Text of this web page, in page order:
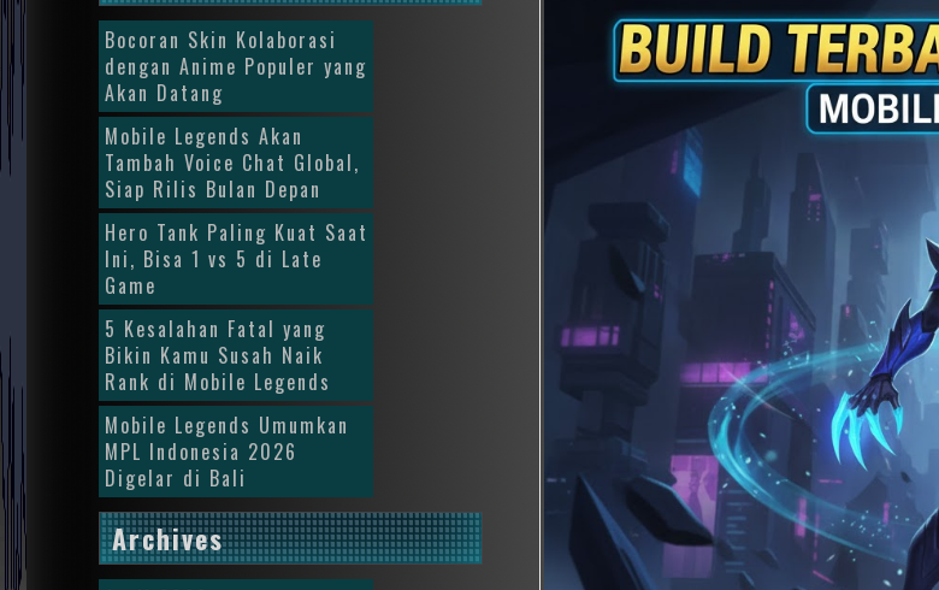
Bocoran Skin Kolaborasi
dengan Anime Populer yang
Akan Datang
Mobile Legends Akan
Tambah Voice Chat Global,
Siap Rilis Bulan Depan
Hero Tank Paling Kuat Saat
Ini, Bisa 1 vs 5 di Late
Game
5 Kesalahan Fatal yang
Bikin Kamu Susah Naik
Rank di Mobile Legends
Mobile Legends Umumkan
MPL Indonesia 2026
Digelar di Bali
Archives